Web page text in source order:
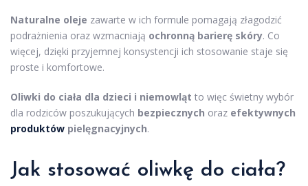
Naturalne oleje zawarte w ich formule pomagają złagodzić
podrażnienia oraz wzmacniają ochronną barierę skóry. Co
więcej, dzięki przyjemnej konsystencji ich stosowanie staje się
proste i komfortowe.
Oliwki do ciała dla dzieci i niemowląt to więc świetny wybór
dla rodziców poszukujących bezpiecznych oraz efektywnych
produktów pielęgnacyjnych.
Jak stosować oliwkę do ciała?